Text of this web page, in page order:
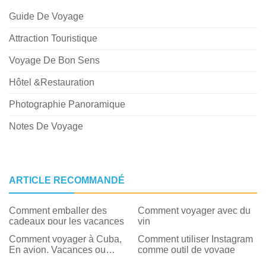
Guide De Voyage
Attraction Touristique
Voyage De Bon Sens
Hôtel &Restauration
Photographie Panoramique
Notes De Voyage
ARTICLE RECOMMANDÉ
Comment emballer des
cadeaux pour les vacances
Comment voyager avec du
vin
Comment voyager à Cuba,
En avion, Vacances ou
Comment utiliser Instagram
comme outil de voyage